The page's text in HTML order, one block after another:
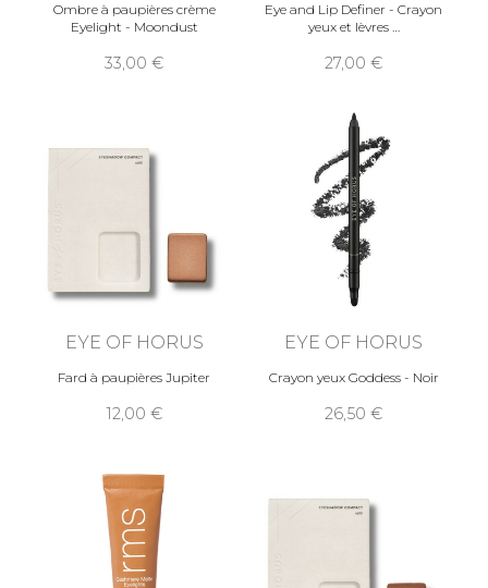
Ombre à paupières crème
Eyelight - Moondust
33,00
Eye and Lip Definer - Crayon
yeux et lèvres
27,00
EYE OF HORUS
Fard à paupières Jupiter
12,00
EYE OF HORUS
Crayon yeux Goddess - Noir
26,50